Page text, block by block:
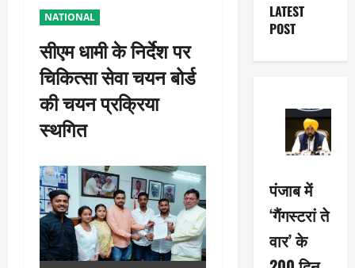
NATIONAL
सीएम धामी के निर्देश पर
चिकित्सा सेवा चयन बोर्ड
की चयन प्रक्रिया
स्थगित
LATEST
POST
पंजाब में
‘गैंगस्टरां ते
वार’ के